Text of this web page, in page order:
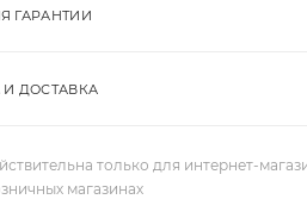
ГАРАНТИИ
ДОСТАВКА
только для интернет-
магазинах